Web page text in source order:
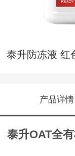
泰升防冻液 红
产品详情
泰升OAT全